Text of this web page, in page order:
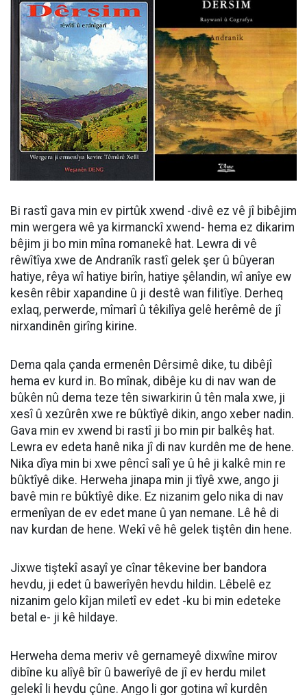
Bi rastî gava min ev pirtûk xwend -divê ez vê jî bibêjim
min wergera wê ya kirmanckî xwend- hema ez dikarim
bêjim ji bo min mîna romanekê hat. Lewra di vê
rêwîtîya xwe de Andranîk rastî gelek şer û bûyeran
hatiye, rêya wî hatiye birîn, hatiye şêlandin, wî anîye ew
kesên rêbir xapandine û ji destê wan filitîye. Derheq
exlaq, perwerde, mîmarî û têkilîya gelê herêmê de jî
nirxandinên girîng kirine.
Dema qala çanda ermenên Dêrsimê dike, tu dibêjî
hema ev kurd in. Bo mînak, dibêje ku di nav wan de
bûkên nû dema teze tên siwarkirin û tên mala xwe, ji
xesî û xezûrên xwe re bûktîyê dikin, ango xeber nadin.
Gava min ev xwend bi rastî ji bo min pir balkêş hat.
Lewra ev edeta hanê nika jî di nav kurdên me de hene.
Nika dîya min bi xwe pêncî salî ye û hê ji kalkê min re
bûktîyê dike. Herweha jinapa min ji tîyê xwe, ango ji
bavê min re bûktîyê dike. Ez nizanim gelo nika di nav
ermenîyan de ev edet mane û yan nemane. Lê hê di
nav kurdan de hene. Wekî vê hê gelek tiştên din hene.
Jixwe tiştekî asayî ye cînar têkevine ber bandora
hevdu, ji edet û bawerîyên hevdu hildin. Lêbelê ez
nizanim gelo kîjan miletî ev edet -ku bi min edeteke
betal e- ji kê hildaye.
Herweha dema meriv vê gernameyê dixwîne mirov
dibîne ku alîyê bîr û bawerîyê de jî ev herdu milet
gelekî li hevdu çûne. Ango li gor gotina wî kurdên